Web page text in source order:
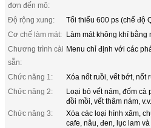
đơn đến mô:
Độ rộng xung:
Tối thiểu 600 ps (chế độ
Cơ chế làm mát: Làm mát không khí
Chương trình cài
sẵn:
Menu chỉ định với các
Chức năng 1:
Xóa nốt ruồi, vết bớt, nốt
Chức năng 2:
Loại bỏ vết nám, đốm cà
đồi mồi, vết thâm nám, v.v.
Chức năng 3:
Xóa các loại hình xăm,
cafe, nâu, đen, lục lam